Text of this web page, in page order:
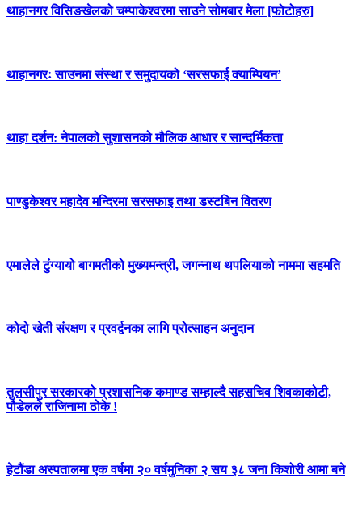
थाहानगर विसिङखेलको चम्पाकेश्वरमा साउने सोमबार मेला [फोटोहरु]
थाहानगरः साउनमा संस्था र समुदायको ‘सरसफाई क्याम्पियन’
थाहा दर्शन: नेपालको सुशासनको मौलिक आधार र सान्दर्भिकता
पाण्डुकेश्वर महादेव मन्दिरमा सरसफाइ तथा डस्टबिन वितरण
एमालेले टुंग्यायो बागमतीको मुख्यमन्त्री, जगन्नाथ थपलियाको नाममा सहमति
कोदो खेती संरक्षण र प्रवर्द्वनका लागि प्रोत्साहन अनुदान
तुलसीपुर सरकारको प्रशासनिक कमाण्ड सम्हाल्दै सहसचिव शिवकाकोटी,
पौडेलले राजिनामा ठोके !
हेटौंडा अस्पतालमा एक वर्षमा २० वर्षमुनिका २ सय ३८ जना किशोरी आमा बने